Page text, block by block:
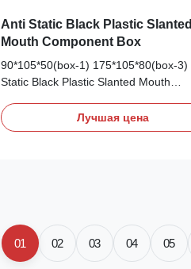
Anti Static Black Plastic Slanted
Mouth Component Box
90*105*50(box-1) 175*105*80(box-3)
Static Black Plastic Slanted Mouth
ESD Plastic Container Box Bins Main
Materials: PP Plastic Copolymerized
customized Process: Injection Molding
Applications: It is widely used in the
Лучшая цена
01 02 03 04 05